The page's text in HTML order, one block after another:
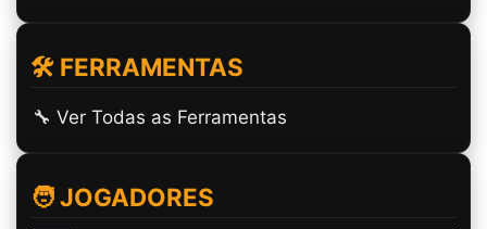
🛠️ FERRAMENTAS
🔧 Ver Todas as Ferramentas
🧑 JOGADORES